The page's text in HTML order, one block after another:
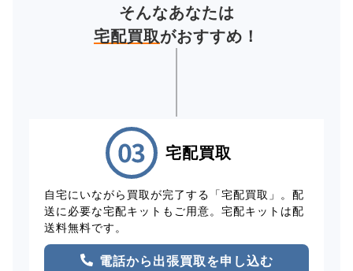
そんなあなたは
宅配買取がおすすめ！
宅配買取
自宅にいながら買取が完了する「宅配買取」。配
送に必要な宅配キットもご用意。宅配キットは配
送料無料です。
電話から出張買取を申し込む